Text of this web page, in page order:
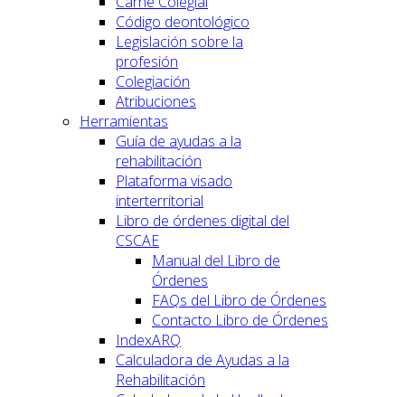
Código deontológico
Legislación sobre la
profesión
Colegiación
Atribuciones
Herramientas
Guía de ayudas a la
rehabilitación
Plataforma visado
interterritorial
Libro de órdenes digital del
CSCAE
Manual del Libro de
Órdenes
FAQs del Libro de Órdenes
Contacto Libro de Órdenes
IndexARQ
Calculadora de Ayudas a la
Rehabilitación